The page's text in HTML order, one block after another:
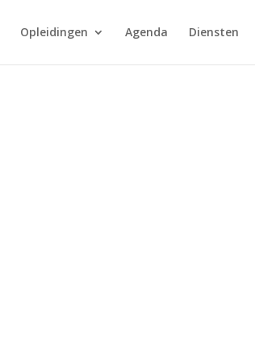
Opleidingen Agenda Diensten